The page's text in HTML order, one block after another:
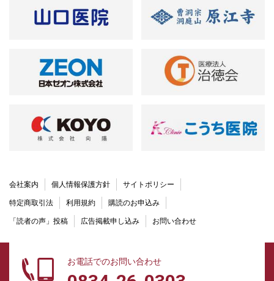
会社案内 個人情報保護方針 サイトポリシー
特定商取引法 利用規約 購読のお申込み
「読者の声」投稿 広告掲載申し込み お問い合わせ
お電話でのお問い合わせ